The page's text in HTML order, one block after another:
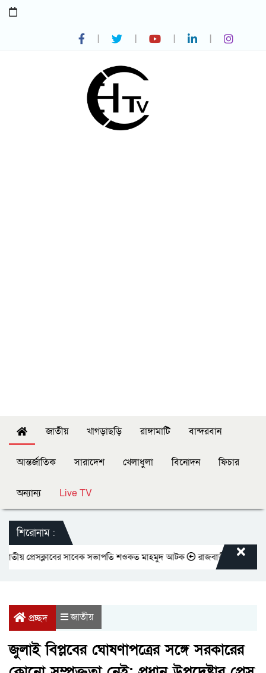
জাতীয় খাগড়াছড়ি রাঙ্গামাটি বান্দরবান
আন্তর্জাতিক সারাদেশ খেলাধুলা বিনোদন ফিচার
অন্যান্য Live TV
শিরোনাম :
প্রেসক্লাবের সাবেক সভাপতি শওকত মাহমুদ আটক রাজবাড়ীতে বীর
প্রচ্ছদ জাতীয়
জুলাই বিপ্লবের ঘোষণাপত্রের সঙ্গে সরকারের